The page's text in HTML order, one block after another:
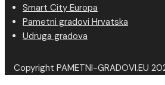
Smart City Europa
Pametni gradovi Hrvatska
Udruga gradova
Copyright PAMETNI-GRADOVI.EU